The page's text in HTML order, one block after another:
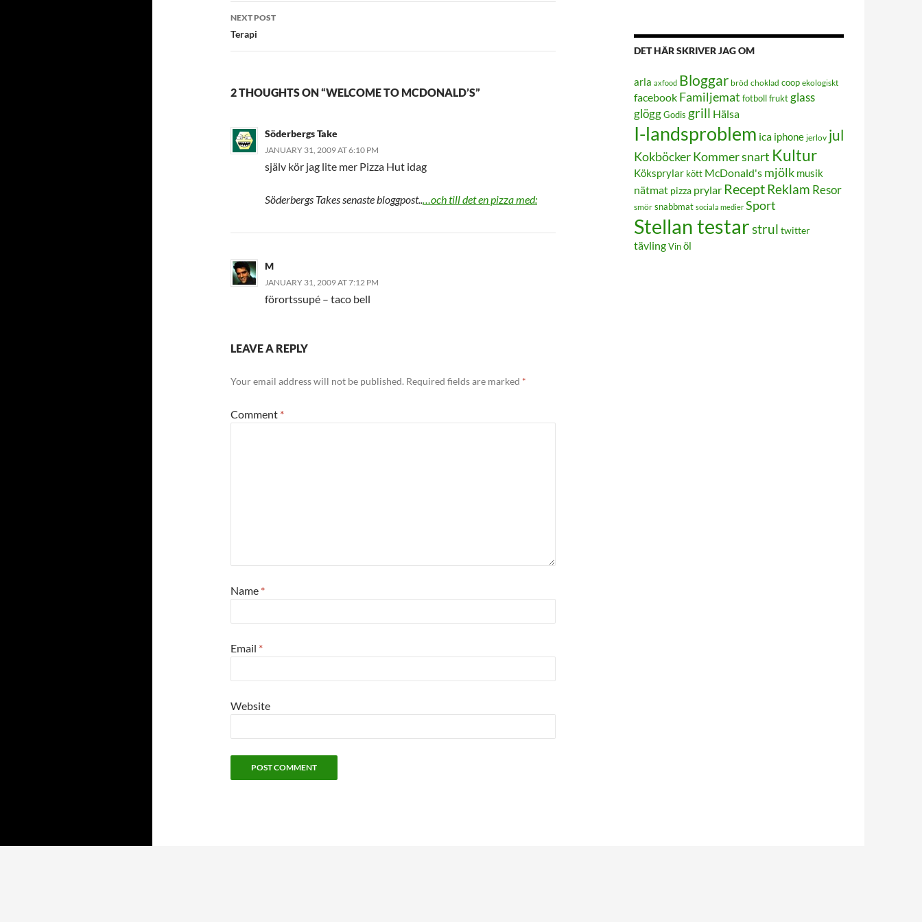
NEXT POST
Terapi
2 THOUGHTS ON “WELCOME TO MCDONALD’S”
Söderbergs Take
JANUARY 31, 2009 AT 6:10 PM
själv kör jag lite mer Pizza Hut idag
Söderbergs Takes senaste bloggpost..…och till det en pizza med:
M
JANUARY 31, 2009 AT 7:12 PM
förortssupé – taco bell
LEAVE A REPLY
Your email address will not be published. Required fields are marked *
Comment *
Name *
Email *
Website
DET HÄR SKRIVER JAG OM
arla axfood Bloggar bröd choklad coop ekologiskt
facebook Familjemat fotboll frukt glass
glöggGodis grill Hälsa
I-landsproblem ica iphone jerlov jul
KokböckerKommer snart Kultur
Köksprylar kött McDonald's mjölk musik
nätmat pizza prylar ReceptReklam Resor
smör snabbmat sociala medier Sport
Stellan testarstrul twitter
tävling Vin öl